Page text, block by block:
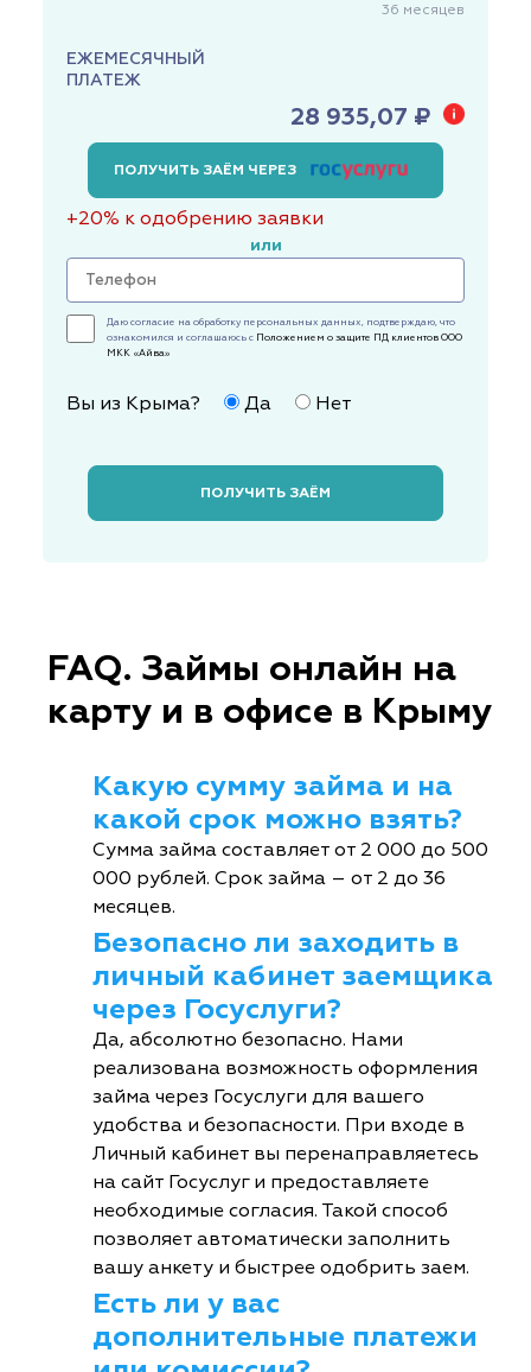
36 месяцев
ЕЖЕМЕСЯЧНЫЙ
ПЛАТЕЖ
28 935,07 ₽
ПОЛУЧИТЬ ЗАЁМ ЧЕРЕЗ
+20% к одобрению заявки
или
Даю согласие на обработку персональных данных, подтверждаю, что
ознакомился и соглашаюсь с Положением о защите ПД клиентов ООО
МКК «Айва»
Вы из Крыма? Да Нет
ПОЛУЧИТЬ ЗАЁМ
FAQ. Займы онлайн на
карту и в офисе в Крыму
Какую сумму займа и на
какой срок можно взять?
Сумма займа составляет от 2 000 до 500
000 рублей. Срок займа – от 2 до 36
месяцев.
Безопасно ли заходить в
личный кабинет заемщика
через Госуслуги?
Да, абсолютно безопасно. Нами
реализована возможность оформления
займа через Госуслуги для вашего
удобства и безопасности. При входе в
Личный кабинет вы перенаправляетесь
на сайт Госуслуг и предоставляете
необходимые согласия. Такой способ
позволяет автоматически заполнить
вашу анкету и быстрее одобрить заем.
Есть ли у вас
дополнительные платежи